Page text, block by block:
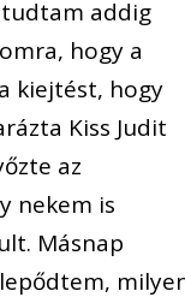
addig
hogy a
kiejtést, hogy
Kiss Judit
az
nekem is
Másnap